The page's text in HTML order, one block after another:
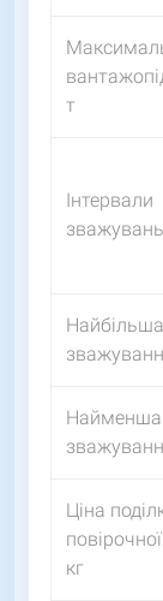
т
Інтервали
зважувань
Найменша
Ціна
кг